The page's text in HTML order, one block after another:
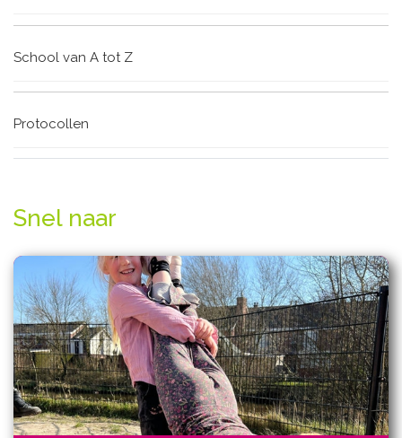
School van A tot Z
Protocollen
Snel naar